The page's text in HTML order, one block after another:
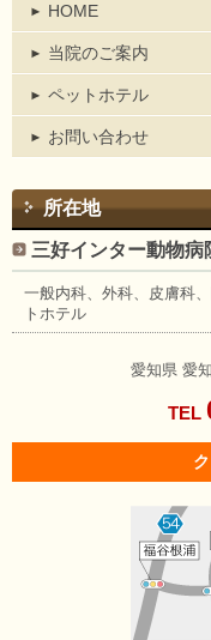
HOME
当院のご案内
ペットホテル
お問い合わせ
所在地
三好インター動物病
一般内科、外科、皮膚科、
トホテル
愛知県 愛
TEL